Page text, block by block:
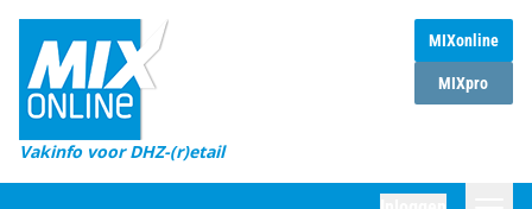
MIXonline
MIXpro
Vakinfo voor DHZ-(r)etail
Home
Magazines